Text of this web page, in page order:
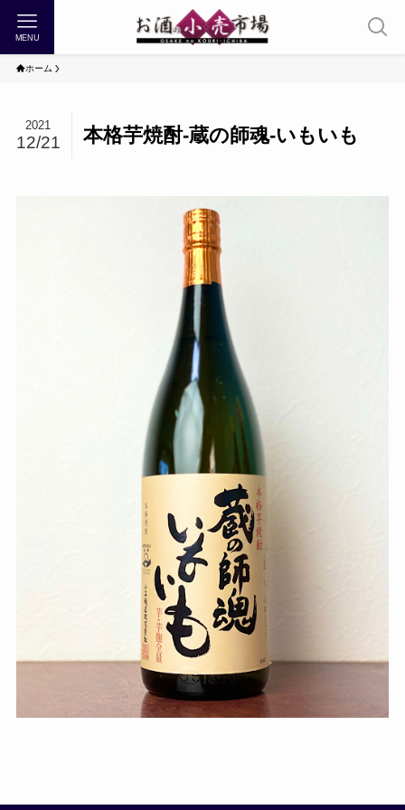
MENU
ホーム
本格芋焼酎-蔵の師魂-いもいも
2021
12/21